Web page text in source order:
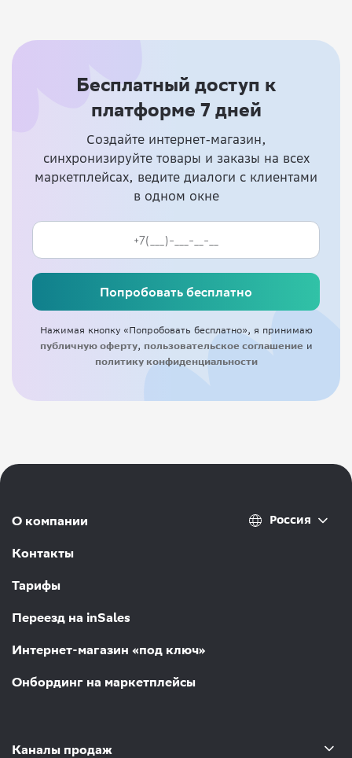
Бесплатный доступ к
платформе 7 дней
Создайте интернет-магазин,
синхронизируйте товары и заказы на всех
маркетплейсах, ведите диалоги с клиентами
в одном окне
Попробовать бесплатно
Нажимая кнопку «Попробовать бесплатно», я принимаю
публичную оферту, пользовательское соглашение и
политику конфиденциальности
О компании
Контакты
Тарифы
Переезд на inSales
Интернет-магазин «под ключ»
Онбординг на маркетплейсы
Россия
Каналы продаж